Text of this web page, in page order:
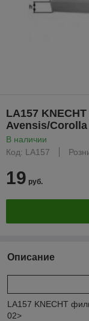
LA157
Avensis/Corolla
В наличии
Код: LA157
19 руб.
Описание
LA157 KNECHT
02>